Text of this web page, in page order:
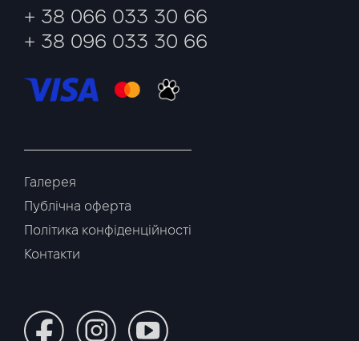
+ 38 066 033 30 66
+ 38 096 033 30 66
Галерея
Публічна оферта
Політика конфіденційності
Контакти